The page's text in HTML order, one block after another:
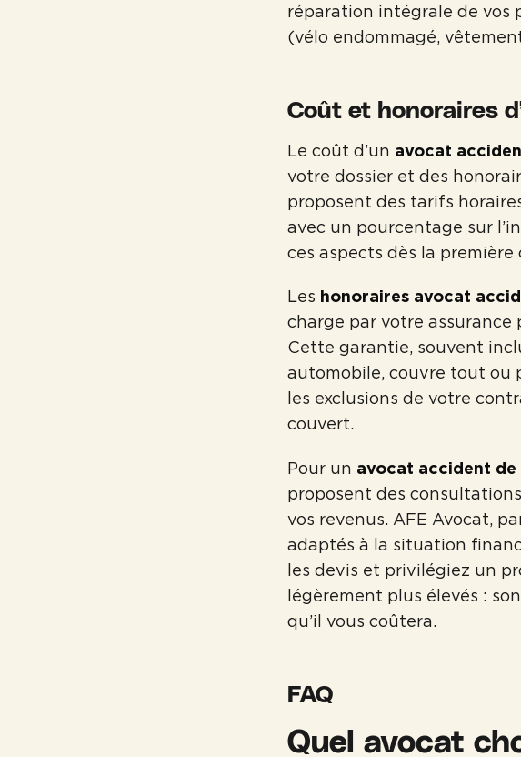
réparation intégrale de vos
(vélo endommagé,
Coût et honoraires
Le coût d’un avocat
votre dossier et des
proposent des tarifs
avec un pourcentage sur
ces aspects dès la
Les honoraires avocat
charge par votre
Cette garantie, souvent
automobile, couvre tout ou
les exclusions de votre
couvert.
Pour un avocat accident de
proposent des
vos revenus. AFE Avocat,
adaptés à la situation
les devis et privilégiez un
légèrement plus élevés :
qu’il vous coûtera.
FAQ
Quel avocat